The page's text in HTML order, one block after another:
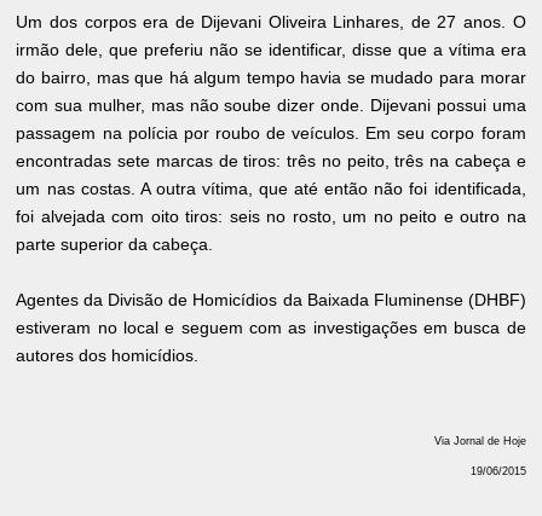
Um dos corpos era de Dijevani Oliveira Linhares, de 27 anos. O
irmão dele, que preferiu não se identificar, disse que a vítima era
do bairro, mas que há algum tempo havia se mudado para morar
com sua mulher, mas não soube dizer onde. Dijevani possui uma
passagem na polícia por roubo de veículos. Em seu corpo foram
encontradas sete marcas de tiros: três no peito, três na cabeça e
um nas costas. A outra vítima, que até então não foi identificada,
foi alvejada com oito tiros: seis no rosto, um no peito e outro na
parte superior da cabeça.
Agentes da Divisão de Homicídios da Baixada Fluminense (DHBF)
estiveram no local e seguem com as investigações em busca de
autores dos homicídios.
Via Jornal de Hoje
19/06/2015